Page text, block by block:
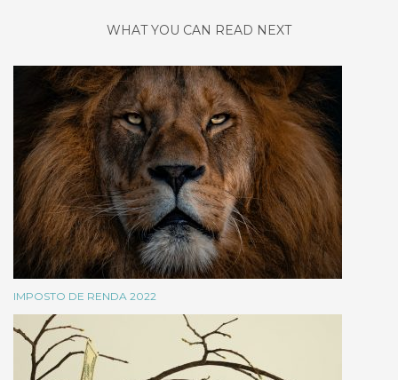
WHAT YOU CAN READ NEXT
IMPOSTO DE RENDA 2022